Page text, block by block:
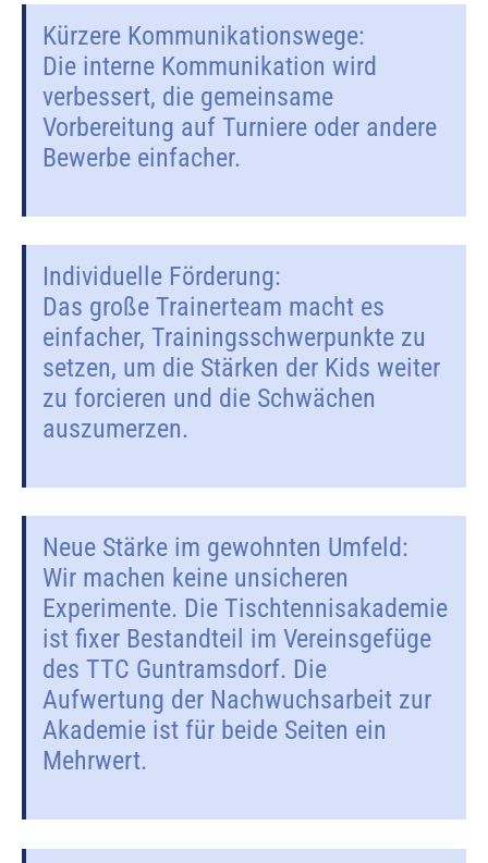
Kürzere Kommunikationswege:
Die interne Kommunikation wird
verbessert, die gemeinsame
Vorbereitung auf Turniere oder andere
Bewerbe einfacher.
Individuelle Förderung:
Das große Trainerteam macht es
einfacher, Trainingsschwerpunkte zu
setzen, um die Stärken der Kids weiter
zu forcieren und die Schwächen
auszumerzen.
Neue Stärke im gewohnten Umfeld:
Wir machen keine unsicheren
Experimente. Die Tischtennisakademie
ist fixer Bestandteil im Vereinsgefüge
des TTC Guntramsdorf. Die
Aufwertung der Nachwuchsarbeit zur
Akademie ist für beide Seiten ein
Mehrwert.